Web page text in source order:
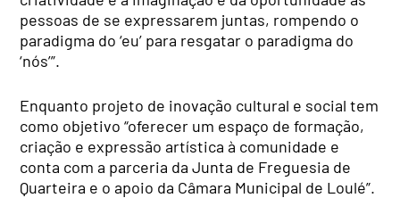
pessoas de se expressarem juntas, rompendo o
paradigma do ‘eu’ para resgatar o paradigma do
‘nós’”.
Enquanto projeto de inovação cultural e social tem
como objetivo “oferecer um espaço de formação,
criação e expressão artística à comunidade e
conta com a parceria da Junta de Freguesia de
Quarteira e o apoio da Câmara Municipal de Loulé”.